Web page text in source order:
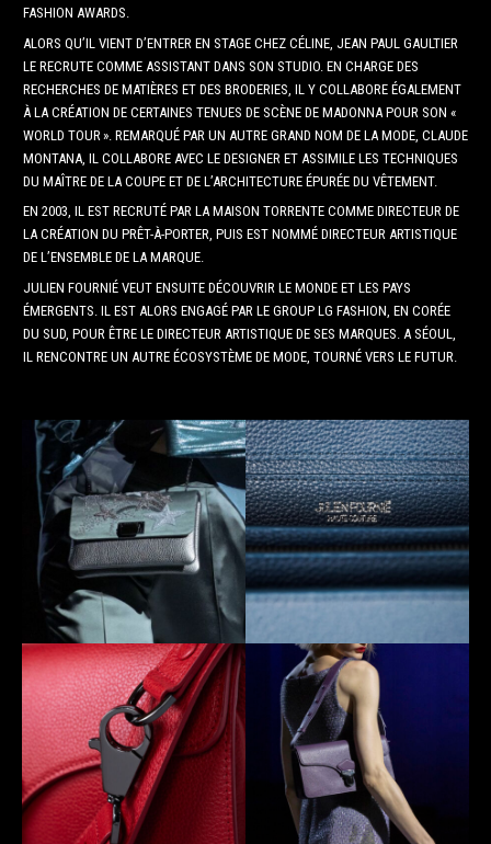
FASHION AWARDS.
ALORS QU’IL VIENT D’ENTRER EN STAGE CHEZ CÉLINE, JEAN PAUL GAULTIER
LE RECRUTE COMME ASSISTANT DANS SON STUDIO. EN CHARGE DES
RECHERCHES DE MATIÈRES ET DES BRODERIES, IL Y COLLABORE ÉGALEMENT
À LA CRÉATION DE CERTAINES TENUES DE SCÈNE DE MADONNA POUR SON «
WORLD TOUR ». REMARQUÉ PAR UN AUTRE GRAND NOM DE LA MODE, CLAUDE
MONTANA, IL COLLABORE AVEC LE DESIGNER ET ASSIMILE LES TECHNIQUES
DU MAÎTRE DE LA COUPE ET DE L’ARCHITECTURE ÉPURÉE DU VÊTEMENT.
EN 2003, IL EST RECRUTÉ PAR LA MAISON TORRENTE COMME DIRECTEUR DE
LA CRÉATION DU PRÊT-À-PORTER, PUIS EST NOMMÉ DIRECTEUR ARTISTIQUE
DE L’ENSEMBLE DE LA MARQUE.
JULIEN FOURNIÉ VEUT ENSUITE DÉCOUVRIR LE MONDE ET LES PAYS
ÉMERGENTS. IL EST ALORS ENGAGÉ PAR LE GROUP LG FASHION, EN CORÉE
DU SUD, POUR ÊTRE LE DIRECTEUR ARTISTIQUE DE SES MARQUES. A SÉOUL,
IL RENCONTRE UN AUTRE ÉCOSYSTÈME DE MODE, TOURNÉ VERS LE FUTUR.